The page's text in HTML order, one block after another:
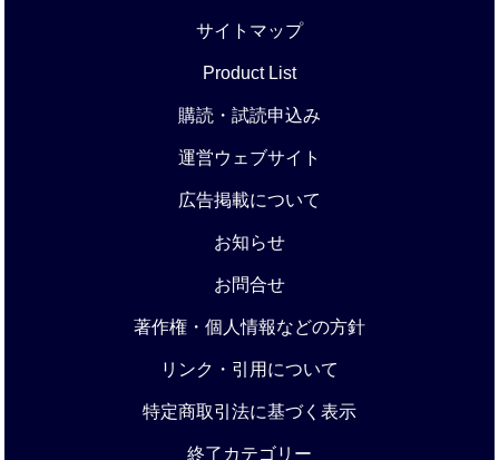
サイトマップ
Product List
購読・試読申込み
運営ウェブサイト
広告掲載について
お知らせ
お問合せ
著作権・個人情報などの方針
リンク・引用について
特定商取引法に基づく表示
終了カテゴリー